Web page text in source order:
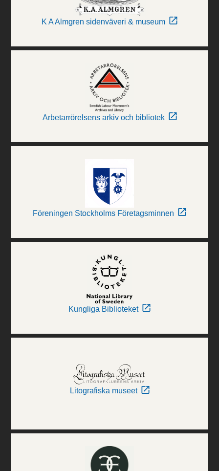
K A Almgren sidenväveri & museum
Arbetarrörelsens arkiv och bibliotek
Föreningen Stockholms Företagsminnen
Kungliga Biblioteket
Litografiska museet